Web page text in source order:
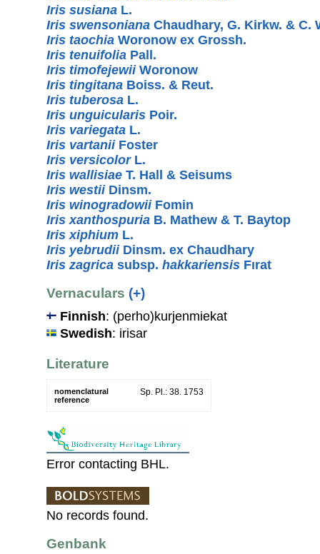
Iris susiana L.
Iris swensoniana Chaudhary, G. Kirkw. & C.
Iris taochia Woronow ex Grossh.
Iris tenuifolia Pall.
Iris timofejewiiWoronow
Iris tingitana Boiss. & Reut.
Iris tuberosa L.
Iris unguicularis Poir.
Iris variegata L.
Iris vartaniiFoster
Iris versicolorL.
Iris wallisiae T. Hall & Seisums
Iris westiiDinsm.
Iris winogradowiiFomin
Iris xanthospuria B. Mathew & T. Baytop
Iris xiphium L.
Iris yebrudiiDinsm. ex Chaudhary
Iris zagrica subsp. hakkariensis Fırat
Vernaculars (+)
Finnish: (perho)kurjenmiekat
Swedish: irisar
Literature
nomenclatural
reference
Sp. Pl.: 38. 1753
Error contacting BHL.
No records found.
Genbank